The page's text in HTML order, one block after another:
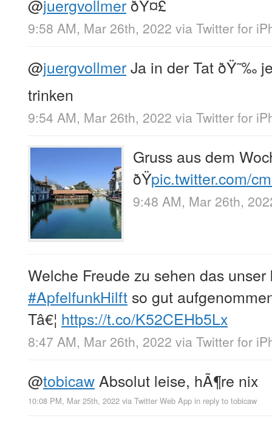
@juergvollmer ðŸ¤£
9:58 AM, Mar 26th, 2022 via Twitter for
@juergvollmerJa in der Tat ðŸ˜‰
trinken
9:54 AM, Mar 26th, 2022 via Twitter for
Gruss aus dem
ðŸpic.twitter.com/
9:48 AM, Mar 26th,
Welche Freude zu sehen das
#ApfelfunkHilft so gut
Tâ€¦ https://t.co/K52CEHb5Lx
8:47 AM, Mar 26th, 2022 via Twitter for
@tobicawAbsolut leise, hÃ¶re nix
10:08 PM, Mar 25th, 2022 via Twitter Web App in reply to tobicaw